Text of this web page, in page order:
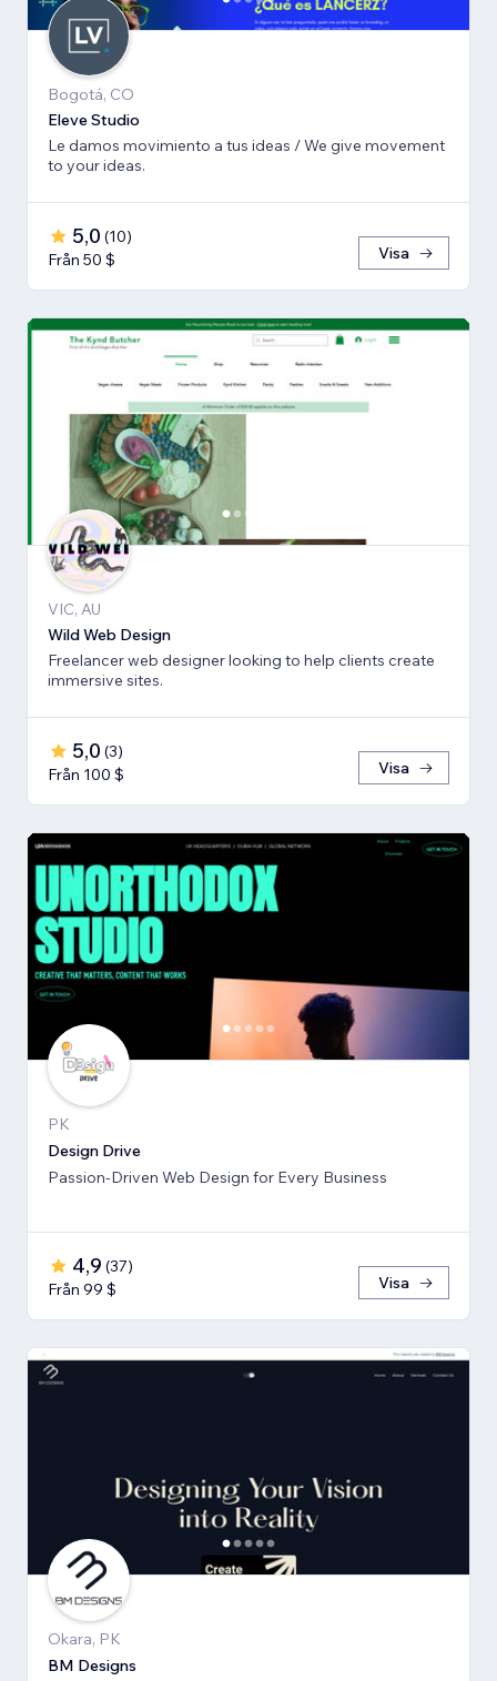
Bogotá, CO
Eleve Studio
Le damos movimiento a tus ideas / We give movement
to your ideas.
5,0 (10)
Från 50 $
Visa
VIC, AU
Wild Web Design
Freelancer web designer looking to help clients create
immersive sites.
5,0 (3)
Från 100 $
Visa
PK
Design Drive
Passion-Driven Web Design for Every Business
4,9 (37)
Från 99 $
Visa
Okara, PK
BM Designs